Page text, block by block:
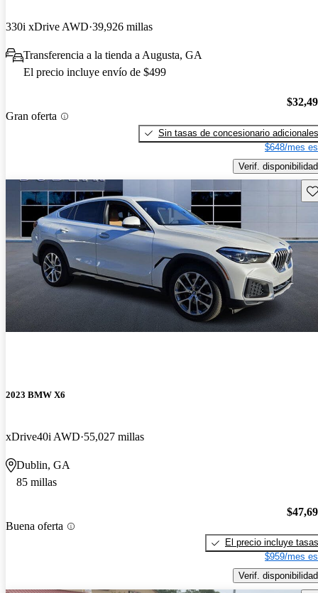
330i xDrive AWD 39,926 millas
Transferencia a la tienda a Augusta, GA
El precio incluye envío de $499
Gran oferta
Sin tasas de concesionario adicionales
$648/mes
Verif. disponibilidad
2023 BMW X6
xDrive40i AWD 55,027 millas
Dublin, GA
85 millas
Buena oferta
El precio incluye tasas
$959/mes
Verif. disponibilidad